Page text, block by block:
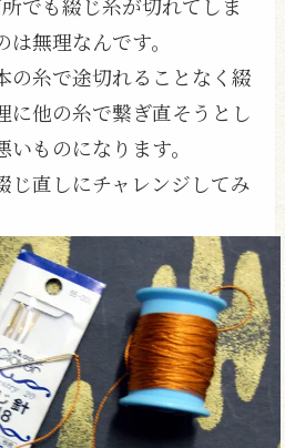
無理なんです。
の糸で途切れることなく綴
に他の糸で繋ぎ直そうとし
ものになります。
じ直しにチャレンジしてみ